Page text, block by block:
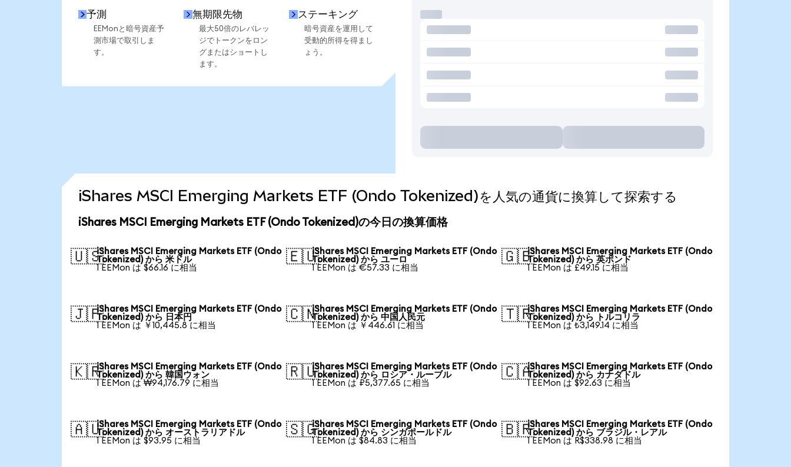
予測
EEMonと暗号資産予
測市場で取引しま
す。
無期限先物
最大50倍のレバレッ
ジでトークンをロン
グまたはショートし
ます。
ステーキング
暗号資産を運用して
受動的所得を得まし
ょう。
iShares MSCI Emerging Markets ETF (Ondo Tokenized)を人気の通貨に換算して探索する
iShares MSCI Emerging Markets ETF (Ondo Tokenized)の今日の換算価格
🇺🇸iShares MSCI Emerging Markets ETF (Ondo
Tokenized) から 米ドル
1 EEMon は $66.16 に相当
🇪🇺iShares MSCI Emerging Markets ETF (Ondo
Tokenized) から ユーロ
1 EEMon は €57.33 に相当
🇬🇧iShares MSCI Emerging Markets ETF (Ondo
Tokenized) から 英ポンド
1 EEMon は £49.15 に相当
🇯🇵iShares MSCI Emerging Markets ETF (Ondo
Tokenized) から 日本円
1 EEMon は ￥10,445.8 に相当
🇨🇳iShares MSCI Emerging Markets ETF (Ondo
Tokenized) から 中国人民元
1 EEMon は ￥446.61 に相当
🇹🇷iShares MSCI Emerging Markets ETF (Ondo
Tokenized) から トルコリラ
1 EEMon は ₺3,149.14 に相当
🇰🇷iShares MSCI Emerging Markets ETF (Ondo
Tokenized) から 韓国ウォン
1 EEMon は ₩94,176.79 に相当
🇷🇺iShares MSCI Emerging Markets ETF (Ondo
Tokenized) から ロシア・ルーブル
1 EEMon は ₽5,377.65 に相当
🇨🇦iShares MSCI Emerging Markets ETF (Ondo
Tokenized) から カナダドル
1 EEMon は $92.63 に相当
🇦🇺iShares MSCI Emerging Markets ETF (Ondo
Tokenized) から オーストラリアドル
1 EEMon は $93.95 に相当
🇸🇬iShares MSCI Emerging Markets ETF (Ondo
Tokenized) から シンガポールドル
1 EEMon は $84.83 に相当
🇧🇷iShares MSCI Emerging Markets ETF (Ondo
Tokenized) から ブラジル・レアル
1 EEMon は R$338.98 に相当